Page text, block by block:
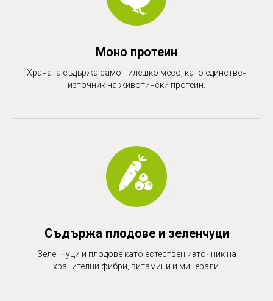
Моно протеин
Храната съдържа само пилешко месо, като единствен
източник на животински протеин.
Съдържа плодове и зеленчуци
Зеленчуци и плодове като естествен източник на
хранителни фибри, витамини и минерали.